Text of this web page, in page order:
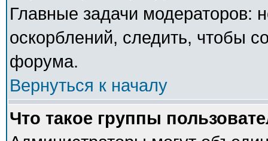
Главные задачи модераторов:
оскорблений, следить, чтобы
форума.
Вернуться к началу
Что такое группы